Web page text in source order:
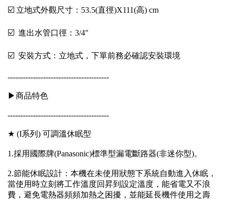
☑️ 立地式外觀尺寸：53.5(直徑)X111(高) cm
☑️ 進出水管口徑：3/4"
☑️ 安裝方式：立地式，下單前務必確認安裝環境
----------------------------------------
▶商品特色
----------------------------------------
★ (I系列) 可調溫休眠型
1.採用國際牌(Panasonic)標準型漏電斷路器(非迷你型)。
2.節能休眠設計：本機在未使用狀態下系統自動進入休眠，
當使用時立刻將工作溫度回昇到設定溫度，能省電又不浪
費，避免電熱器頻頻加熱之困擾，並能延長機件使用之壽